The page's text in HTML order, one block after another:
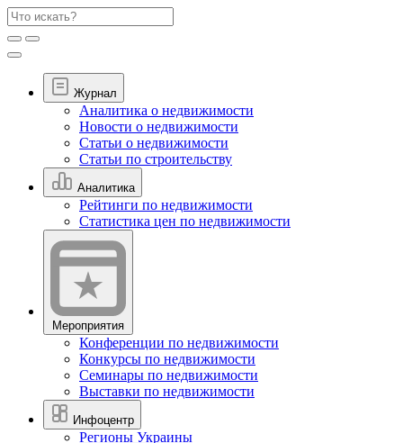
Журнал
Аналитика о недвижимости
Новости о недвижимости
Статьи о недвижимости
Статьи по строительству
Аналитика
Рейтинги по недвижимости
Статистика цен по недвижимости
Мероприятия
Конференции по недвижимости
Конкурсы по недвижимости
Семинары по недвижимости
Выставки по недвижимости
Инфоцентр
Регионы Украины